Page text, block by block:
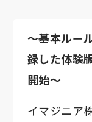
～基本ルー
録した体験
開始～
イマジニア